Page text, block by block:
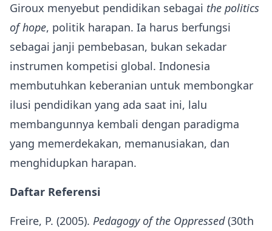
Giroux menyebut pendidikan sebagai the politics
of hope, politik harapan. Ia harus berfungsi
sebagai janji pembebasan, bukan sekadar
instrumen kompetisi global. Indonesia
membutuhkan keberanian untuk membongkar
ilusi pendidikan yang ada saat ini, lalu
membangunnya kembali dengan paradigma
yang memerdekakan, memanusiakan, dan
menghidupkan harapan.
Daftar Referensi
Freire, P. (2005). Pedagogy of the Oppressed(30th